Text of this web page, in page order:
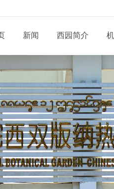
新闻 西园简介
党委和纪委
学位委员会
形象标识
构 支撑系统
实验系列 其
青促会小组 博
人才招聘
招生信
学位学
学生工
联系我